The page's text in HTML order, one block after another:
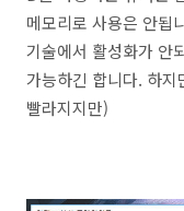
메모리로 사용은 안됩
기술에서 활성화가 안
가능하긴 합니다. 하
빨라지지만)